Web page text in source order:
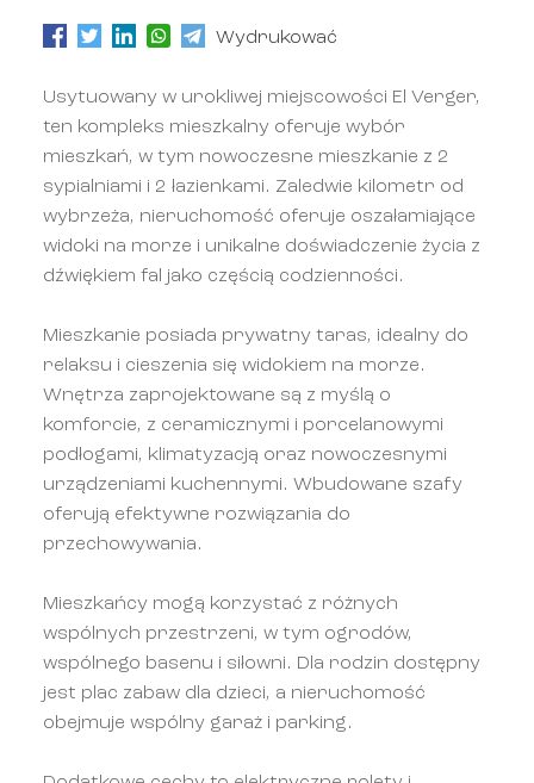
Wydrukować
Usytuowany w urokliwej miejscowości El Verger,
ten kompleks mieszkalny oferuje wybór
mieszkań, w tym nowoczesne mieszkanie z 2
sypialniami i 2 łazienkami. Zaledwie kilometr od
wybrzeża, nieruchomość oferuje oszałamiające
widoki na morze i unikalne doświadczenie życia z
dźwiękiem fal jako częścią codzienności.
Mieszkanie posiada prywatny taras, idealny do
relaksu i cieszenia się widokiem na morze.
Wnętrza zaprojektowane są z myślą o
komforcie, z ceramicznymi i porcelanowymi
podłogami, klimatyzacją oraz nowoczesnymi
urządzeniami kuchennymi. Wbudowane szafy
oferują efektywne rozwiązania do
przechowywania.
Mieszkańcy mogą korzystać z różnych
wspólnych przestrzeni, w tym ogrodów,
wspólnego basenu i siłowni. Dla rodzin dostępny
jest plac zabaw dla dzieci, a nieruchomość
obejmuje wspólny garaż i parking.